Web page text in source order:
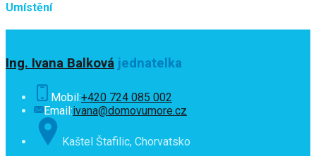
Umístění
Ing. Ivana Balková jednatelka
Mobil:+420 724 085 002
Email:ivana@domovumore.cz
Kaštel Štafilic, Chorvatsko